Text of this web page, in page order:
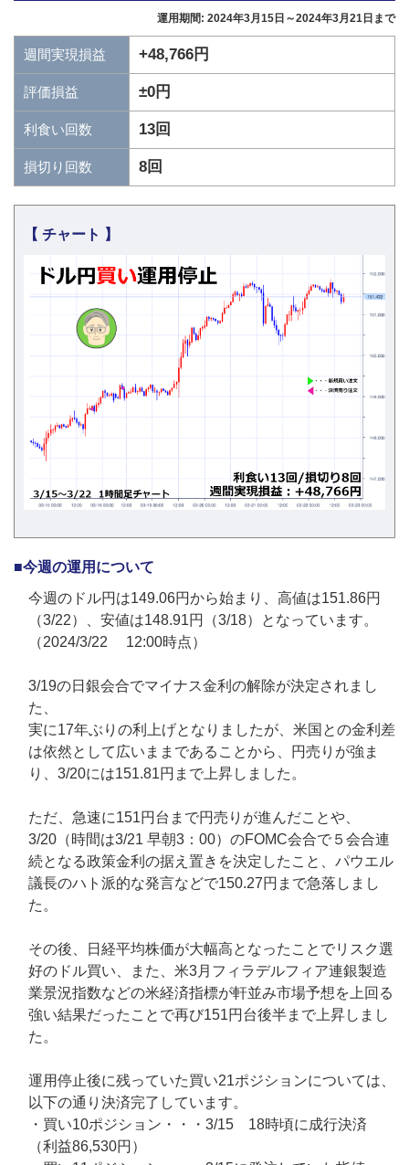
運用期間: 2024年3月15日～2024年3月21日まで
週間実現損益 +48,766円
評価損益 ±0円
利食い回数 13回
損切り回数 8回
■今週の運用について
今週のドル円は149.06円から始まり、高値は151.86円
（3/22）、安値は148.91円（3/18）となっています。
（2024/3/22 12:00時点）
3/19の日銀会合でマイナス金利の解除が決定されまし
た、
実に17年ぶりの利上げとなりましたが、米国との金利差
は依然として広いままであることから、円売りが強ま
り、3/20には151.81円まで上昇しました。
ただ、急速に151円台まで円売りが進んだことや、
3/20（時間は3/21 早朝3：00）のFOMC会合で５会合連
続となる政策金利の据え置きを決定したこと、パウエル
議長のハト派的な発言などで150.27円まで急落しまし
た。
その後、日経平均株価が大幅高となったことでリスク選
好のドル買い、また、米3月フィラデルフィア連銀製造
業景況指数などの米経済指標が軒並み市場予想を上回る
強い結果だったことで再び151円台後半まで上昇しまし
た。
運用停止後に残っていた買い21ポジションについては、
以下の通り決済完了しています。
・買い10ポジション・・・3/15 18時頃に成行決済
（利益86,530円）
【 チャート 】